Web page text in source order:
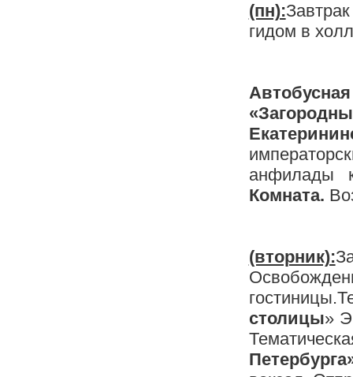
(пн):
гидом в
анфилады
Комната.
(вторник):
столицы»